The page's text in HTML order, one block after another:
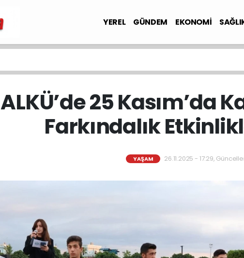
YEREL GÜNDEM EKONOMİ
ALKÜ’de 25 Kasım’da
Farkındalık
YAŞAM 26.11.2025 - 17:29,